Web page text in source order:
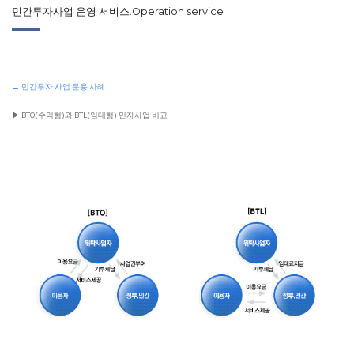
민간투자사업 운영 서비스.Operation service
→ 민간투자 사업 운용 사례
▶ BTO(수익형)와 BTL(임대형) 민자사업 비교